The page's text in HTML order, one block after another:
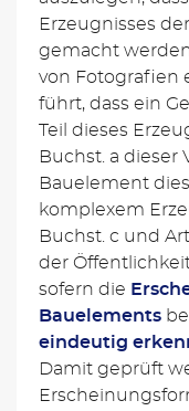
Erzeugnisses
gemacht
von Fotografien
führt, dass ein
Teil dieses
Buchst. a dieser
Bauelement
komplexem
Buchst. c und
der
sofern die
Bauelements
eindeutig
Damit geprüft